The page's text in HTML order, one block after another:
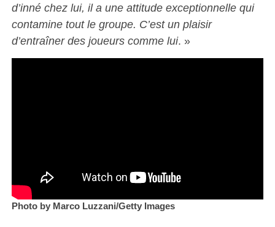
d’inné chez lui, il a une attitude exceptionnelle qui
contamine tout le groupe. C’est un plaisir
d’entraîner des joueurs comme lui. »
Photo by Marco Luzzani/Getty Images